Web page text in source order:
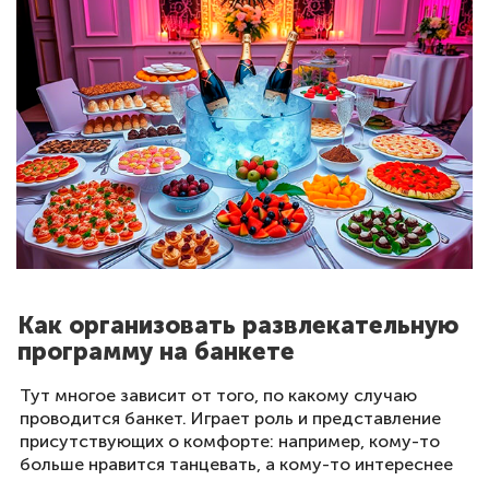
Как организовать развлекательную
программу на банкете
Тут многое зависит от того, по какому случаю
проводится банкет. Играет роль и представление
присутствующих о комфорте: например, кому-то
больше нравится танцевать, а кому-то интереснее